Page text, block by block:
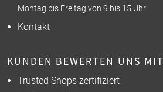
Montag bis Freitag von 9 bis 15 Uhr
Kontakt
KUNDEN BEWERTEN UNS
Trusted Shops zertifiziert